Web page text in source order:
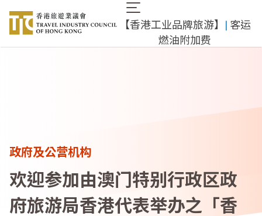
主
Main
navigation
【香港工业品牌旅游】 | 客运
燃油附加费
政府及公营机构
欢迎参加由澳门特别行政区政
府旅游局香港代表举办之「香